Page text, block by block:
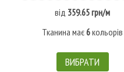
від 359.65 грн/м
Тканина має6кольорів
ВИБРАТИ